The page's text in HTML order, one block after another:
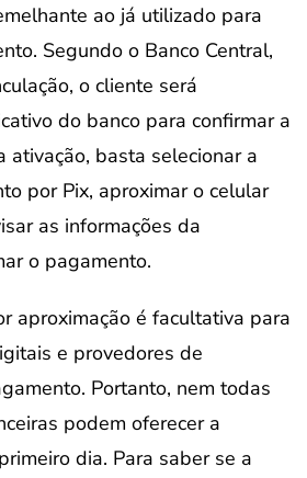
ao já utilizado para
Segundo o Banco Central,
o cliente será
do banco para confirmar a
ativação, basta selecionar a
por Pix, aproximar o celular
as informações da
o pagamento.
aproximação é facultativa para
e provedores de
Portanto, nem todas
podem oferecer a
dia. Para saber se a